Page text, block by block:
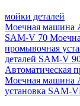
мойки деталей
Моечная машина
SAM-V 70
промывочная
деталей SAM-V
Автоматическая
Моечная машина
установка SAM-